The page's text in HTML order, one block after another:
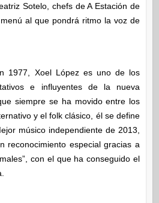
Sotelo, chefs de A Estación de
al que pondrá ritmo la voz de
1977, Xoel López es uno de los
e influyentes de la nueva
siempre se ha movido entre los
y el folk clásico, él se define
músico independiente de 2013,
reconocimiento especial gracias a
con el que ha conseguido el